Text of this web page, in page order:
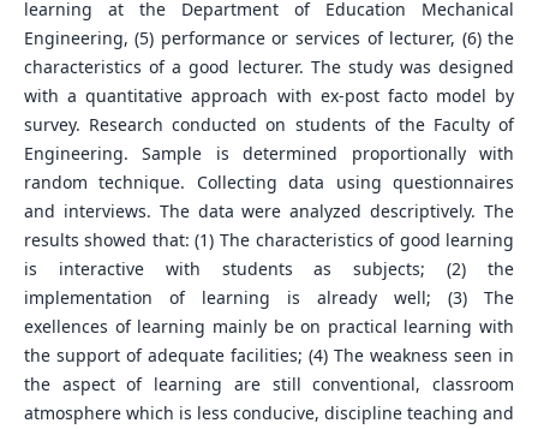
learning at the Department of Education Mechanical
Engineering, (5) performance or services of lecturer, (6) the
characteristics of a good lecturer. The study was designed
with a quantitative approach with ex-post facto model by
survey. Research conducted on students of the Faculty of
Engineering. Sample is determined proportionally with
random technique. Collecting data using questionnaires
and interviews. The data were analyzed descriptively. The
results showed that: (1) The characteristics of good learning
is interactive with students as subjects; (2) the
implementation of learning is already well; (3) The
exellences of learning mainly be on practical learning with
the support of adequate facilities; (4) The weakness seen in
the aspect of learning are still conventional, classroom
atmosphere which is less conducive, discipline teaching and